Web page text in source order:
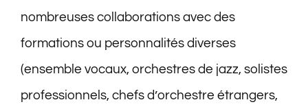
nombreuses collaborations avec des
formations ou personnalités diverses
(ensemble vocaux, orchestres de jazz, solistes
professionnels, chefs d’orchestre étrangers,